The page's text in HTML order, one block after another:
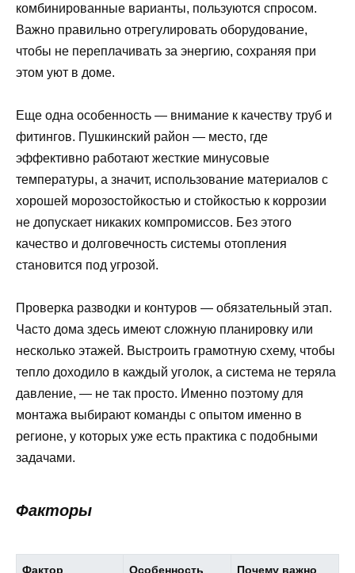
комбинированные варианты, пользуются спросом.
Важно правильно отрегулировать оборудование,
чтобы не переплачивать за энергию, сохраняя при
этом уют в доме.
Еще одна особенность — внимание к качеству труб и
фитингов. Пушкинский район — место, где
эффективно работают жесткие минусовые
температуры, а значит, использование материалов с
хорошей морозостойкостью и стойкостью к коррозии
не допускает никаких компромиссов. Без этого
качество и долговечность системы отопления
становится под угрозой.
Проверка разводки и контуров — обязательный этап.
Часто дома здесь имеют сложную планировку или
несколько этажей. Выстроить грамотную схему, чтобы
тепло доходило в каждый уголок, а система не теряла
давление, — не так просто. Именно поэтому для
монтажа выбирают команды с опытом именно в
регионе, у которых уже есть практика с подобными
задачами.
Факторы
Фактор Особенность Почему важно